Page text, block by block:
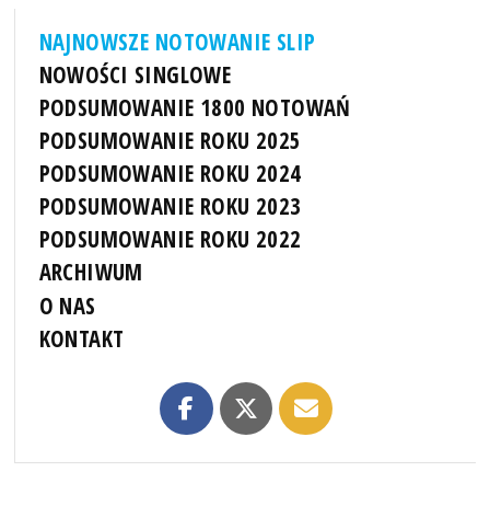
NAJNOWSZE NOTOWANIE SLIP
NOWOŚCI SINGLOWE
PODSUMOWANIE 1800 NOTOWAŃ
PODSUMOWANIE ROKU 2025
PODSUMOWANIE ROKU 2024
PODSUMOWANIE ROKU 2023
PODSUMOWANIE ROKU 2022
ARCHIWUM
O NAS
KONTAKT